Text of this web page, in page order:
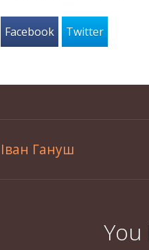
Facebook Twitter
Іван Гануш
You